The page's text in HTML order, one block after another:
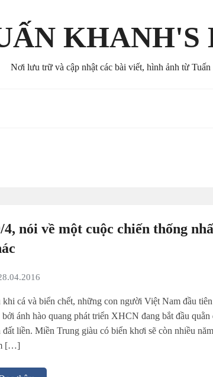
KHANH'S
Nơi lưu trữ và cập nhật các bài viết, hình ảnh từ Tuấn
4, nói về một cuộc chiến thống
khi cá và biển chết, những con người Việt Nam đầu
bởi ánh hào quang phát triển XHCN đang bắt đầu quằn
đất liền. Miền Trung giàu có biển khơi sẽ còn nhiều
[…]